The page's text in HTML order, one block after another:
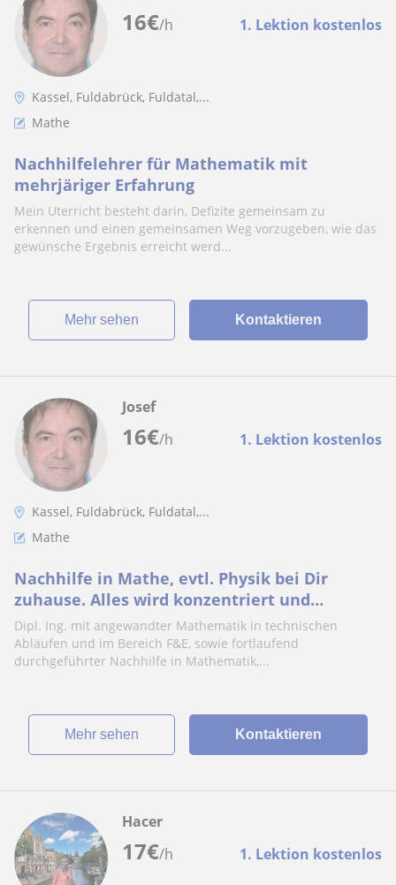
16€/h 1. Lektion kostenlos
Kassel, Fuldabrück, Fuldatal,...
Mathe
Nachhilfelehrer für Mathematik mit
mehrjäriger Erfahrung
Mein Uterricht besteht darin, Defizite gemeinsam zu
erkennen und einen gemeinsamen Weg vorzugeben, wie das
gewünsche Ergebnis erreicht werd...
Mehr sehen Kontaktieren
16€/h 1. Lektion kostenlos
Josef
Kassel, Fuldabrück, Fuldatal,...
Mathe
Nachhilfe in Mathe, evtl. Physik bei Dir
zuhause. Alles wird konzentriert und
entspannt ablaufen
Dipl. Ing. mit angewandter Mathematik in technischen
Abläufen und im Bereich F&E, sowie fortlaufend
durchgeführter Nachhilfe in Mathematik,...
Mehr sehen Kontaktieren
17€/h 1. Lektion kostenlos
Hacer